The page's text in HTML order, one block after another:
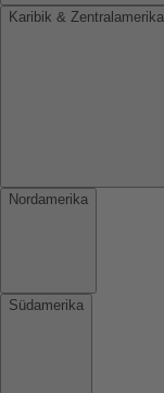
Karibik & Zentralamerika
Nordamerika
Südamerika